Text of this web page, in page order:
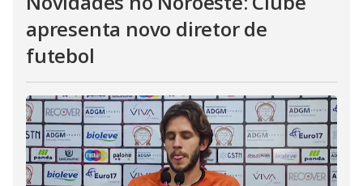
apresenta novo diretor de
futebol